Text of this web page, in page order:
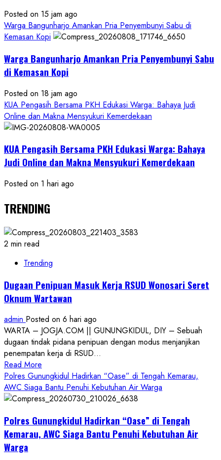
Posted on 15 jam ago
Warga Bangunharjo Amankan Pria Penyembunyi Sabu di
Kemasan Kopi
Warga Bangunharjo Amankan Pria Penyembunyi Sabu
di Kemasan Kopi
Posted on 18 jam ago
KUA Pengasih Bersama PKH Edukasi Warga: Bahaya Judi
Online dan Makna Mensyukuri Kemerdekaan
KUA Pengasih Bersama PKH Edukasi Warga: Bahaya
Judi Online dan Makna Mensyukuri Kemerdekaan
Posted on 1 hari ago
TRENDING
2 min read
Trending
Dugaan Penipuan Masuk Kerja RSUD Wonosari Seret
Oknum Wartawan
admin Posted on 6 hari ago
WARTA – JOGJA.COM || GUNUNGKIDUL, DIY – Sebuah
dugaan tindak pidana penipuan dengan modus menjanjikan
penempatan kerja di RSUD...
Read More
more
about
Dugaan
Masuk
Kerja
Polres Gunungkidul Hadirkan “Oase” di Tengah Kemarau,
AWC Siaga Bantu Penuhi Kebutuhan Air Warga
Polres Gunungkidul Hadirkan “Oase” di Tengah
Kemarau, AWC Siaga Bantu Penuhi Kebutuhan Air
Warga